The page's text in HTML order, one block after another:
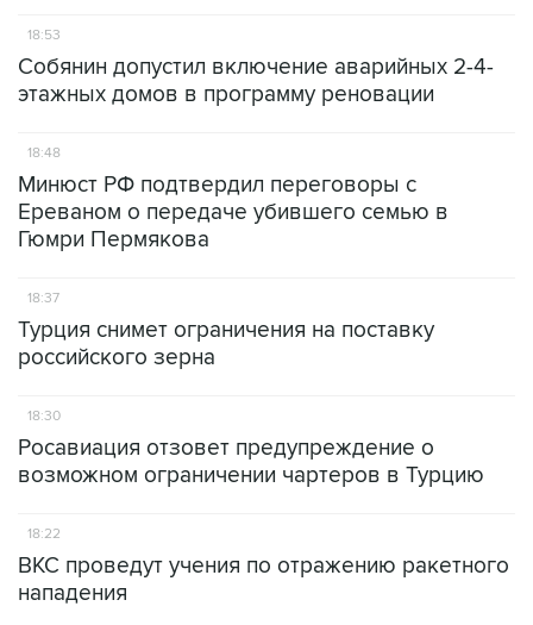
18:53
Собянин допустил включение аварийных 2-4-
этажных домов в программу реновации
18:48
Минюст РФ подтвердил переговоры с
Ереваном о передаче убившего семью в
Гюмри Пермякова
18:37
Турция снимет ограничения на поставку
российского зерна
18:30
Росавиация отзовет предупреждение о
возможном ограничении чартеров в Турцию
18:22
ВКС проведут учения по отражению ракетного
нападения